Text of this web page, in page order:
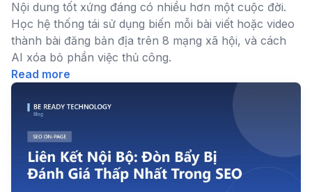
Nội dung tốt xứng đáng có nhiều hơn một cuộc đời.
Học hệ thống tái sử dụng biến mỗi bài viết hoặc video
thành bài đăng bản địa trên 8 mạng xã hội, và cách
AI xóa bỏ phần việc thủ công.
Read more